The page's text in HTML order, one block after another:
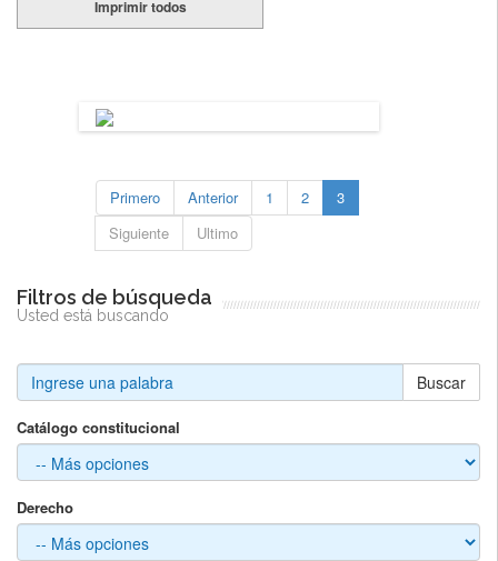
Imprimir todos
Primero Anterior 1 2
3
Siguiente
Ultimo
Filtros de búsqueda
Usted está buscando
Buscar
Catálogo constitucional
Derecho